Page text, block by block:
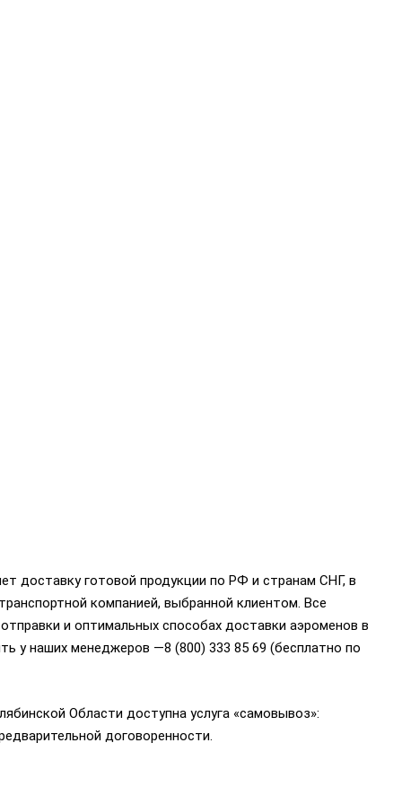
доставку готовой продукции по РФ и странам СНГ, в
компанией, выбранной клиентом. Все
и оптимальных способах доставки аэроменов в
у наших менеджеров —8 (800) 333 85 69 (бесплатно по
Области доступна услуга «самовывоз»:
договоренности.